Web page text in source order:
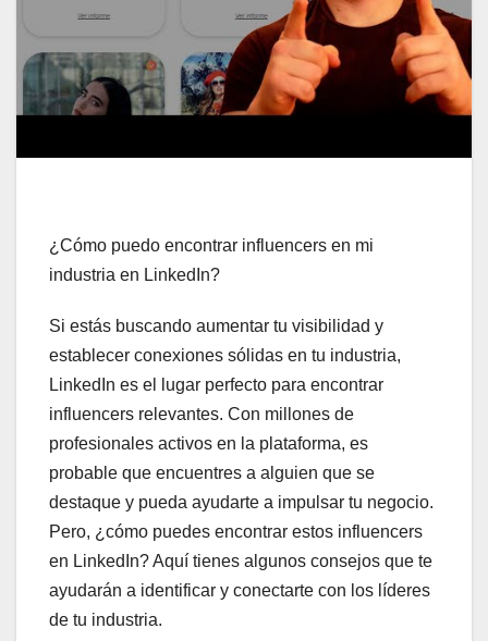
¿Cómo puedo encontrar influencers en mi
industria en LinkedIn?
Si estás buscando aumentar tu visibilidad y
establecer conexiones sólidas en tu industria,
LinkedIn es el lugar perfecto para encontrar
influencers relevantes. Con millones de
profesionales activos en la plataforma, es
probable que encuentres a alguien que se
destaque y pueda ayudarte a impulsar tu negocio.
Pero, ¿cómo puedes encontrar estos influencers
en LinkedIn? Aquí tienes algunos consejos que te
ayudarán a identificar y conectarte con los líderes
de tu industria.